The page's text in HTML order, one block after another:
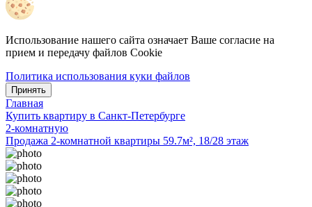
Использование нашего сайта означает Ваше согласие на
прием и передачу файлов Cookie
Политика использования куки файлов
Принять
Главная
Купить квартиру в Санкт-Петербурге
2-комнатную
Продажа 2-комнатной квартиры 59.7м², 18/28 этаж